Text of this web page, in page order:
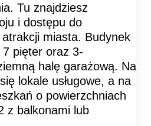
Tu znajdziesz
i dostępu do
miasta. Budynek
pięter oraz 3-
halę garażową. Na
lokale usługowe, a na
o powierzchniach
z balkonami lub